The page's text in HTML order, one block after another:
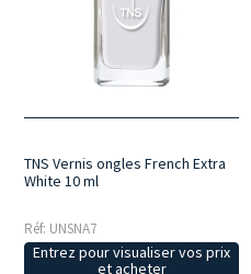
TNS Vernis ongles French Extra
White 10 ml
Réf: UNSNA7
Entrez pour visualiser vos prix
et acheter